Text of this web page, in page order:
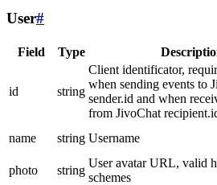
User#
Field Type
id string
Client identificator,
when sending events to
sender.id and when
from JivoChat
name string Username
photo
string
User avatar URL, valid
schemes